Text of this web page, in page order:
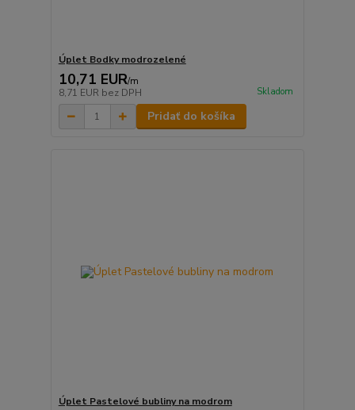
Úplet Bodky modrozelené
10,71 EUR/m
8,71 EUR bez DPH Skladom
Pridať do košíka
Úplet Pastelové bubliny na modrom